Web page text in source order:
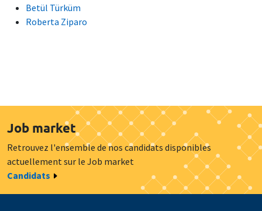
Betül Türküm
Roberta Ziparo
Job market
Retrouvez l'ensemble de nos candidats disponibles
actuellement sur le Job market
Candidats